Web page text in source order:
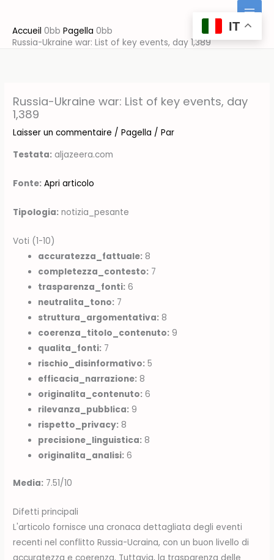
contenu
Accueil
Pagella
Russia-Ukraine war: List of key events, day 1,389
Russia-Ukraine war: List of key events, day
1,389
Laisser un commentaire /Pagella / Par
Testata: aljazeera.com
Fonte: Apri articolo
Tipologia: notizia_pesante
Voti (1-10)
accuratezza_fattuale: 8
completezza_contesto: 7
trasparenza_fonti: 6
neutralita_tono: 7
struttura_argomentativa: 8
coerenza_titolo_contenuto: 9
qualita_fonti: 7
rischio_disinformativo: 5
efficacia_narrazione: 8
originalita_contenuto: 6
rilevanza_pubblica: 9
rispetto_privacy: 8
precisione_linguistica: 8
originalita_analisi: 6
Media: 7.51/10
Difetti principali
L'articolo fornisce una cronaca dettagliata degli eventi
recenti nel conflitto Russia-Ucraina, con un buon livello di
IT